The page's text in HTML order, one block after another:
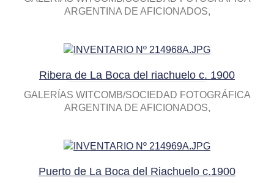
ARGENTINA DE AFICIONADOS
Ribera de La Boca del riachuelo c. 1900
GALERÍAS WITCOMB/SOCIEDAD FOTOGRÁFICA
ARGENTINA DE AFICIONADOS
Puerto de La Boca del Riachuelo c.1900